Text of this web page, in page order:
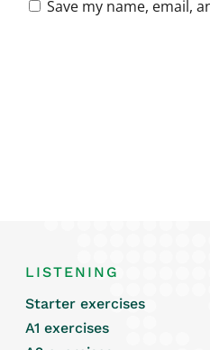
Save my name, email,
LISTENING
Starter exercises
A1 exercises